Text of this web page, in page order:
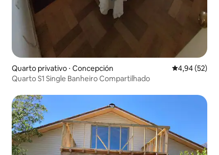
Quarto privativo ⋅ Concepción 4,94 de uma
4,94 (52)
Quarto S1 Single Banheiro Compartilhado